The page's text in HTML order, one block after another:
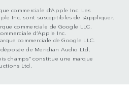
commerciale d’Apple Inc. Les
Inc. sont susceptibles de s’appliquer.
commerciale de Google LLC.
d’Apple Inc.
commerciale de Google LLC.
de Meridian Audio Ltd.
champs” constitue une marque
Ltd.